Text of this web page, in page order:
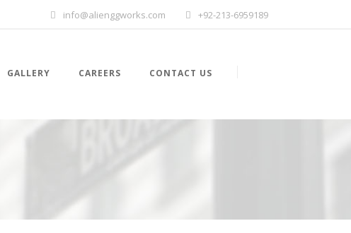
info@alienggworks.com +92-213-6959189
GALLERY CAREERS CONTACT US